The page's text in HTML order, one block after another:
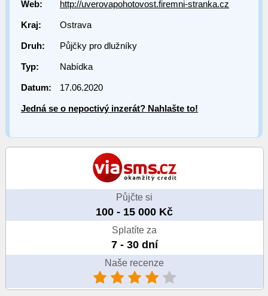
Web: http://uverovapohotovost.firemni-stranka.cz
Kraj: Ostrava
Druh: Půjčky pro dlužníky
Typ: Nabídka
Datum: 17.06.2020
Jedná se o nepoctivý inzerát? Nahlašte to!
Půjčte si
100 - 15 000 Kč
Splatíte za
7 - 30 dní
Naše recenze